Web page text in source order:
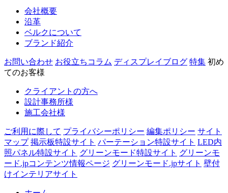
会社概要
沿革
ベルクについて
ブランド紹介
お問い合わせ お役立ちコラム ディスプレイブログ 特集 初め
てのお客様
クライアントの方へ
設計事務所様
施工会社様
ご利用に際して プライバシーポリシー 編集ポリシー サイト
マップ 掲示板特設サイト パーテーション特設サイト LED内
照パネル特設サイト グリーンモード特設サイト グリーンモ
ード.jpコンテンツ情報ページ グリーンモード.jpサイト 壁付
けインテリアサイト